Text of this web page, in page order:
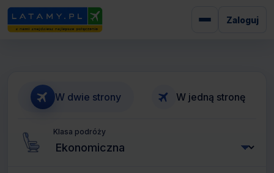
Zaloguj
W dwie strony W jedną stronę
Klasa podróży